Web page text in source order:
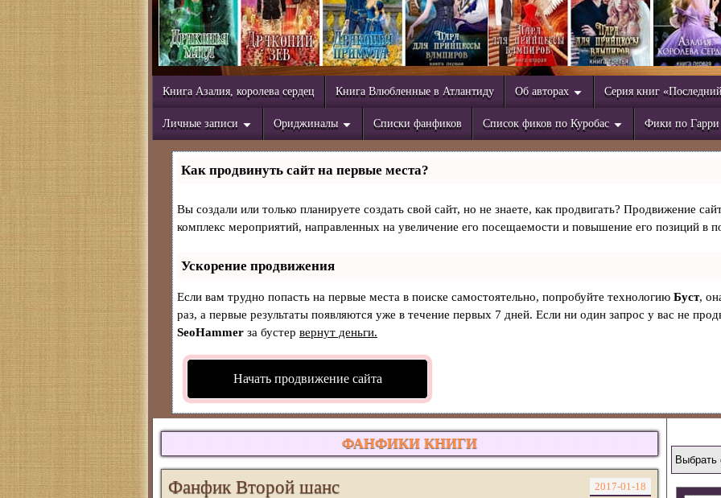
Книга Азалия, королева сердец Книга Влюбленные в Атлантиду Об авторах Серия книг
Личные записи Ориджиналы Списки фанфиков Список фиков по Куробас Фики по Гарри
Как продвинуть сайт на первые места?
Вы создали или только планируете создать свой сайт, но не знаете, как продвигать? Продвижение
комплекс мероприятий, направленных на увеличение его посещаемости и повышение его позиций в
Ускорение продвижения
Если вам трудно попасть на первые места в поиске самостоятельно, попробуйте технологию Буст,
раз, а первые результаты появляются уже в течение первых 7 дней. Если ни один запрос у вас не
SeoHammer за бустер вернут деньги.
Начать продвижение сайта
ФАНФИКИ КНИГИ
Фанфик Второй шанс 2017-01-18